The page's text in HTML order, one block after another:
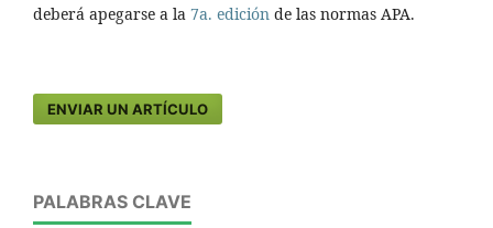
deberá apegarse a la 7a. edición de las normas APA.
ENVIAR UN ARTÍCULO
PALABRAS CLAVE